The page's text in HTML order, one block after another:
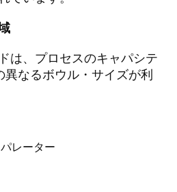
は、プロセスのキャパシテ
異なるボウル・サイズが利